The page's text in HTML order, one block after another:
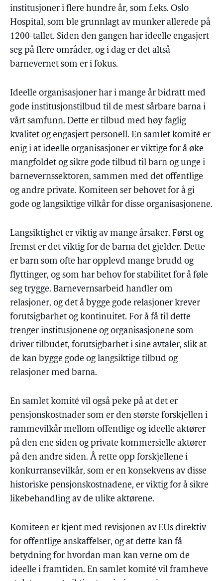
institusjoner i flere hundre år, som f.eks. Oslo
Hospital, som ble grunnlagt av munker allerede på
1200-tallet. Siden den gangen har ideelle engasjert
seg på flere områder, og i dag er det altså
barnevernet som er i fokus.
Ideelle organisasjoner har i mange år bidratt med
gode institusjonstilbud til de mest sårbare barna i
vårt samfunn. Dette er tilbud med høy faglig
kvalitet og engasjert personell. En samlet komité er
enig i at ideelle organisasjoner er viktige for å øke
mangfoldet og sikre gode tilbud til barn og unge i
barnevernssektoren, sammen med det offentlige
og andre private. Komiteen ser behovet for å gi
gode og langsiktige vilkår for disse organisasjonene.
Langsiktighet er viktig av mange årsaker. Først og
fremst er det viktig for de barna det gjelder. Dette
er barn som ofte har opplevd mange brudd og
flyttinger, og som har behov for stabilitet for å føle
seg trygge. Barnevernsarbeid handler om
relasjoner, og det å bygge gode relasjoner krever
forutsigbarhet og kontinuitet. For å få til dette
trenger institusjonene og organisasjonene som
driver tilbudet, forutsigbarhet i sine avtaler, slik at
de kan bygge gode og langsiktige tilbud og
relasjoner med barna.
En samlet komité vil også peke på at det er
pensjonskostnader som er den største forskjellen i
rammevilkår mellom offentlige og ideelle aktører
på den ene siden og private kommersielle aktører
på den andre siden. Å rette opp forskjellene i
konkurransevilkår, som er en konsekvens av disse
historiske pensjonskostnadene, er viktig for å sikre
likebehandling av de ulike aktørene.
Komiteen er kjent med revisjonen av EUs direktiv
for offentlige anskaffelser, og at dette kan få
betydning for hvordan man kan verne om de
ideelle i framtiden. En samlet komité vil framheve